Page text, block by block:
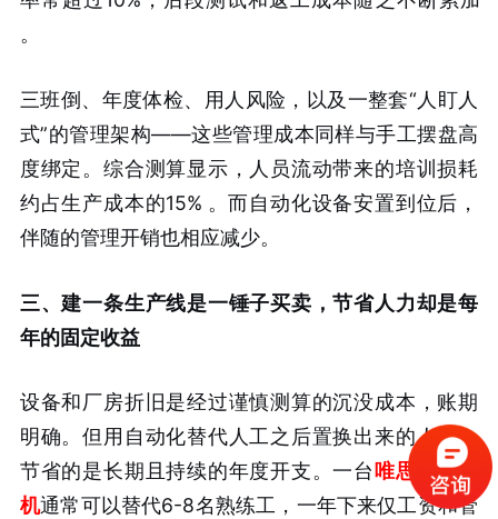
。
三班倒、年度体检、用人风险，以及一整套“人盯人
式”的管理架构——这些管理成本同样与手工摆盘高
度绑定。综合测算显示，人员流动带来的培训损耗
约占生产成本的15% 。而自动化设备安置到位后，
伴随的管理开销也相应减少。
三、建一条生产线是一锤子买卖，节省人力却是每
年的固定收益
设备和厂房折旧是经过谨慎测算的沉没成本，账期
明确。但用自动化替代人工之后置换出来的人力，
节省的是长期且持续的年度开支。一台唯思特整列
机通常可以替代6-8名熟练工，一年下来仅工资和管